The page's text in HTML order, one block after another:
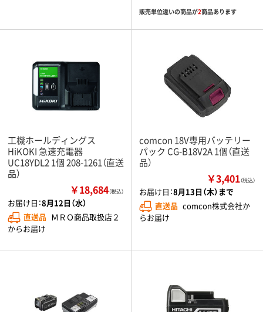
販売単位違いの商品が2商品あります
工機ホールディングス
HiKOKI 急速充電器
UC18YDL2 1個 208-1261（直送
品）
￥18,684（税込）
お届け日：8月12日（水）
直送品 ＭＲＯ商品取扱店２
からお届け
comcon 18V専用バッテリー
パック CG-B18V2A 1個（直送
品）
￥3,401（税込）
お届け日：8月13日（木）まで
直送品 comcon株式会社か
らお届け